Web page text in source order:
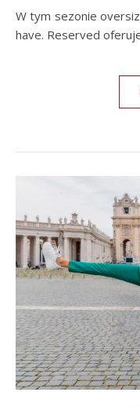
W tym sezonie
have. Reserved